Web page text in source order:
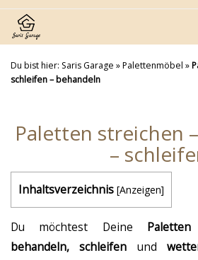
Skip
main
content
Du bist hier: Saris Garage »Palettenmöbel »
schleifen – behandeln
Paletten streichen
–
Inhaltsverzeichnis [Anzeigen]
Du möchtest Deine
behandeln, schleifen und